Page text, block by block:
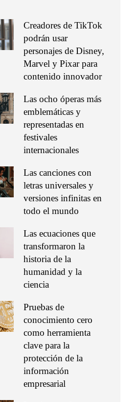
Creadores de TikTok
podrán usar
personajes de Disney,
Marvel y Pixar para
contenido innovador
Las ocho óperas más
emblemáticas y
representadas en
festivales
internacionales
Las canciones con
letras universales y
versiones infinitas en
todo el mundo
Las ecuaciones que
transformaron la
historia de la
humanidad y la
ciencia
Pruebas de
conocimiento cero
como herramienta
clave para la
protección de la
información
empresarial